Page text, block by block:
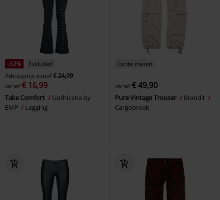
-32%
Exclusief
Adviesprijs vanaf€ 24,99
vanaf€ 16,99
Take Comfort
Gothicana by
EMP
Legging
Grote maten
vanaf€ 49,90
Pure Vintage Trouser
Brandit
Cargobroek